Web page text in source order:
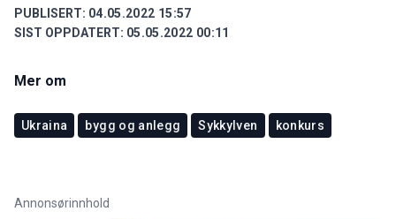
PUBLISERT: 04.05.2022 15:57
SIST OPPDATERT: 05.05.2022 00:11
Mer om
Ukraina bygg og anlegg Sykkylven konkurs
Annonsørinnhold